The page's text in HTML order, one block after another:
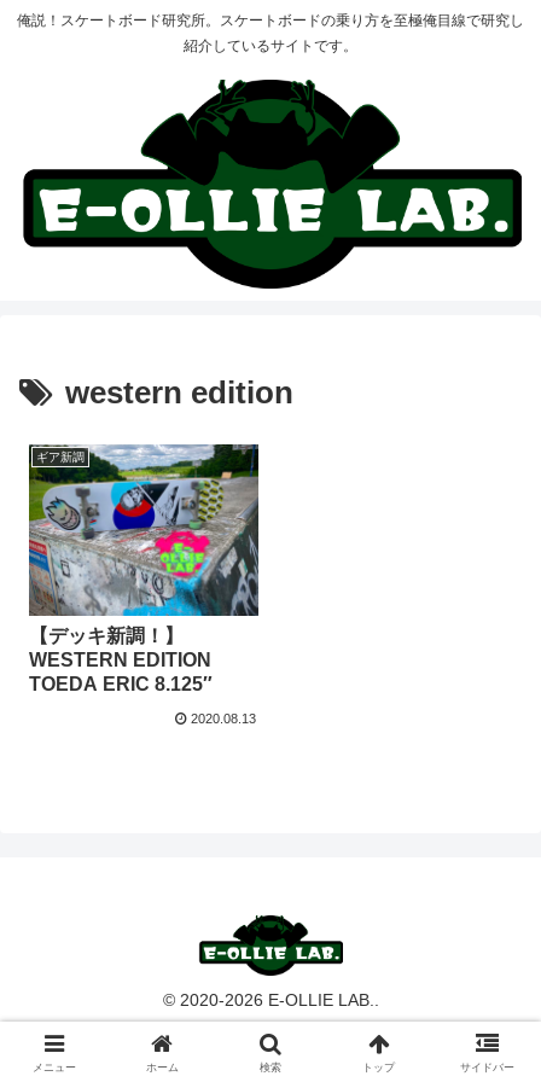
俺説！スケートボード研究所。スケートボードの乗り方を至極俺目線で研究し
紹介しているサイトです。
western edition
ギア新調
【デッキ新調！】
WESTERN EDITION
TOEDA ERIC 8.125″
2020.08.13
© 2020-2026 E-OLLIE LAB..
メニュー ホーム 検索 トップ サイドバー